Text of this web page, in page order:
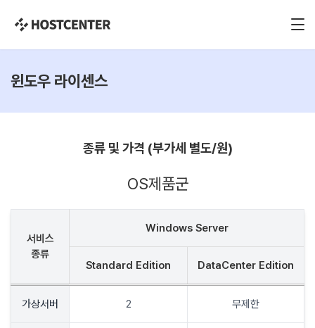
윈도우 라이센스
종류 및 가격 (부가세 별도/원)
OS제품군
서비스
종류
Windows Server
Standard Edition DataCenter Edition
가상서버 2 무제한